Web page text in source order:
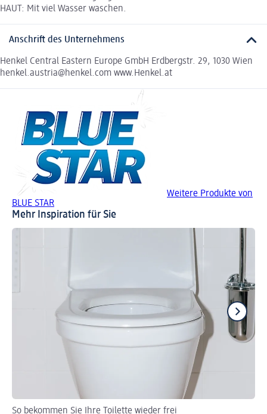
HAUT: Mit viel Wasser waschen.
Anschrift des Unternehmens
Henkel Central Eastern Europe GmbH Erdbergstr. 29, 1030 Wien
henkel.austria@henkel.com www.Henkel.at
Weitere Produkte von
BLUE STAR
Mehr Inspiration für Sie
So bekommen Sie Ihre Toilette wieder frei